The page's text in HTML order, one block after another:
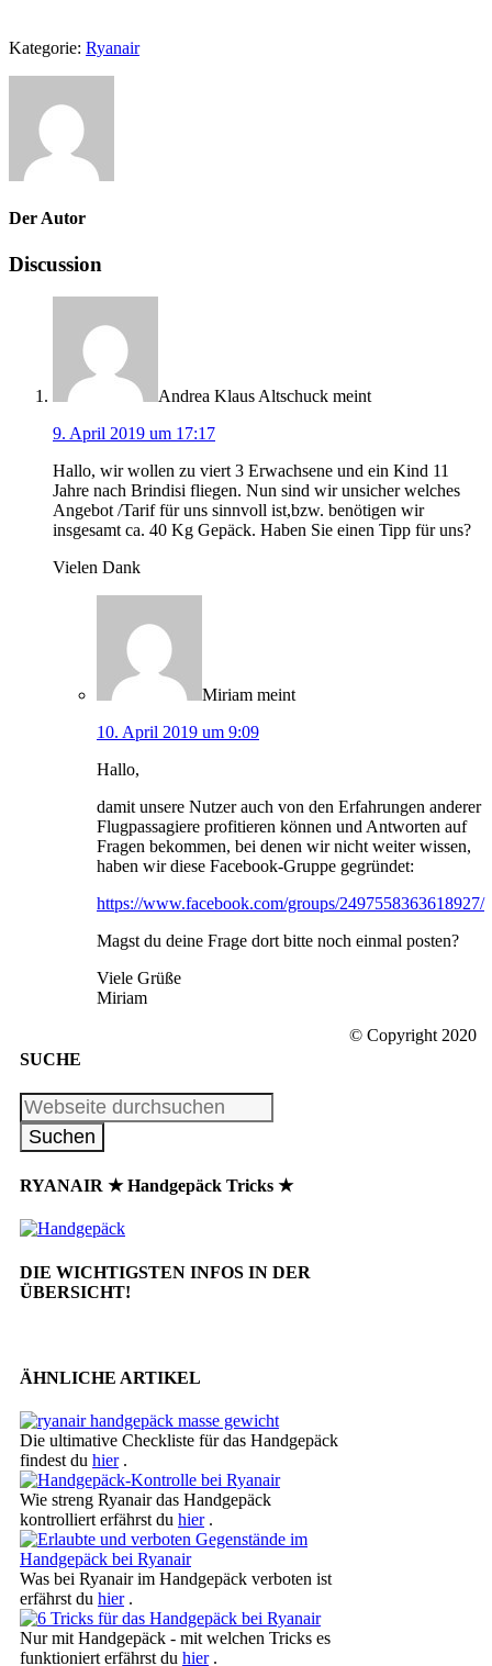
Kategorie: Ryanair
Der Autor
Discussion
Andrea Klaus Altschuck meint
9. April 2019 um 17:17
Hallo, wir wollen zu viert 3 Erwachsene und ein Kind 11
Jahre nach Brindisi fliegen. Nun sind wir unsicher welches
Angebot /Tarif für uns sinnvoll ist,bzw. benötigen wir
insgesamt ca. 40 Kg Gepäck. Haben Sie einen Tipp für uns?
Vielen Dank
Miriam meint
10. April 2019 um 9:09
Hallo,
damit unsere Nutzer auch von den Erfahrungen anderer
Flugpassagiere profitieren können und Antworten auf
Fragen bekommen, bei denen wir nicht weiter wissen,
haben wir diese Facebook-Gruppe gegründet:
https://www.facebook.com/groups/2497558363618927/
Magst du deine Frage dort bitte noch einmal posten?
Viele Grüße
Miriam
SUCHE
RYANAIR ★ Handgepäck Tricks ★
DIE WICHTIGSTEN INFOS IN DER
ÜBERSICHT!
ÄHNLICHE ARTIKEL
Die ultimative Checkliste für das Handgepäck
findest du hier.
Wie streng Ryanair das Handgepäck
kontrolliert erfährst du hier.
Was bei Ryanair im Handgepäck verboten ist
erfährst du hier.
Nur mit Handgepäck - mit welchen Tricks es
funktioniert erfährst du hier.
© Copyright 2020